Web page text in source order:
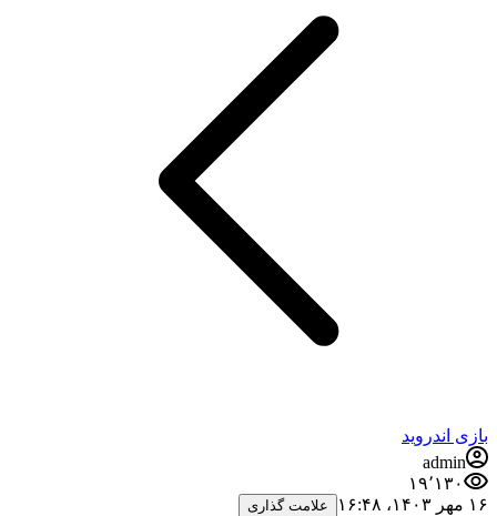
بازی اندروید
admin
۱۹٬۱۳۰
۱۶ مهر ۱۴۰۳،‏ ۱۶:۴۸
علامت گذاری